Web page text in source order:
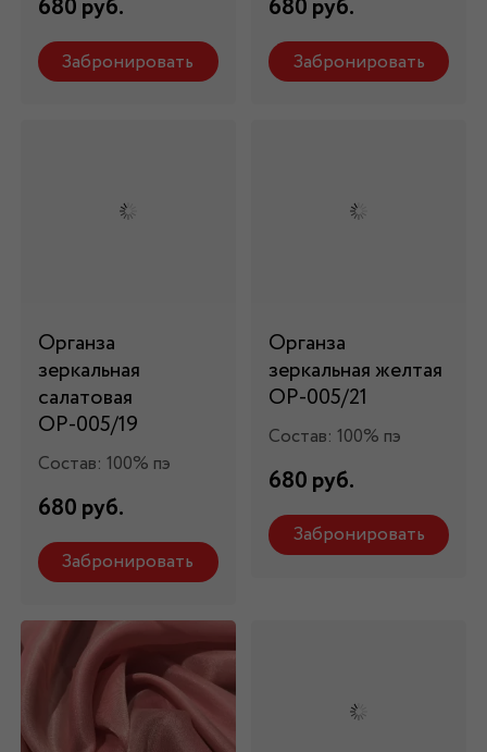
680 руб.
Забронировать
680 руб.
Забронировать
Органза
зеркальная
салатовая
ОР-005/19
Состав: 100% пэ
680 руб.
Забронировать
Органза
зеркальная желтая
ОР-005/21
Состав: 100% пэ
680 руб.
Забронировать